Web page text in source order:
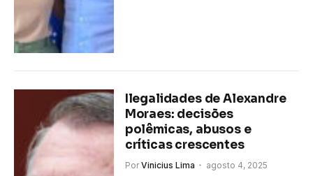
Ilegalidades de Alexandre
Moraes: decisões
polêmicas, abusos e
críticas crescentes
Por Vinicius Lima agosto 4, 2025